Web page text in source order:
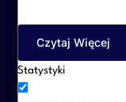
Dobrze
zabezpiecza
Czytaj Więcej
Statystyki